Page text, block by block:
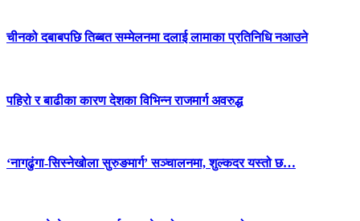
चीनको दबाबपछि तिब्बत सम्मेलनमा दलाई लामाका प्रतिनिधि नआउने
पहिरो र बाढीका कारण देशका विभिन्न राजमार्ग अवरुद्ध
‘नागढुंगा-सिस्नेखोला सुरुङमार्ग’ सञ्चालनमा, शुल्कदर यस्तो छ…